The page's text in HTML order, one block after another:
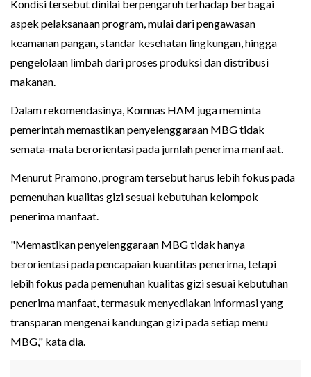
Kondisi tersebut dinilai berpengaruh terhadap berbagai
aspek pelaksanaan program, mulai dari pengawasan
keamanan pangan, standar kesehatan lingkungan, hingga
pengelolaan limbah dari proses produksi dan distribusi
makanan.
Dalam rekomendasinya, Komnas HAM juga meminta
pemerintah memastikan penyelenggaraan MBG tidak
semata-mata berorientasi pada jumlah penerima manfaat.
Menurut Pramono, program tersebut harus lebih fokus pada
pemenuhan kualitas gizi sesuai kebutuhan kelompok
penerima manfaat.
"Memastikan penyelenggaraan MBG tidak hanya
berorientasi pada pencapaian kuantitas penerima, tetapi
lebih fokus pada pemenuhan kualitas gizi sesuai kebutuhan
penerima manfaat, termasuk menyediakan informasi yang
transparan mengenai kandungan gizi pada setiap menu
MBG," kata dia.